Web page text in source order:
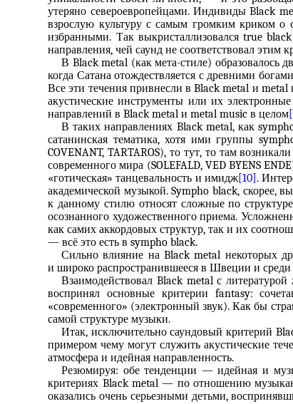
утеряно североевропейцами. Индивиды Black
взрослую культуру с самым громким криком
избранными. Так выкристаллизовался true
направления, чей саунд не соответствовал этим
В Black metal (как мета-стиле) образовалось
когда Сатана отождествляется с древними
Все эти течения привнесли в Black metal и
акустические инструменты или их
направлений в Black metal и metal music в целом
В таких направлениях Black metal, как
сатанинская тематика, хотя ими группы
COVENANT, TARTAROS), то тут, то там
современного мира (SOLEFALD, VED BYENS
«готическая» танцевальность и имидж[10] .
академической музыкой. Sympho black, скорее,
к данному стилю относят сложные по
осознанного художественного приема.
как самих аккордовых структур, так и их
— всё это есть в sympho black.
Сильно влияние на Black metal некоторых
и широко распространившееся в Швеции и
Взаимодействовал Black metal с
воспринял основные критерии fantasy:
«современного» (электронный звук). Как бы
самой структуре музыки.
Итак, исключительно саундовый критерий
примером чему могут служить акустические
атмосфера и идейная направленность.
Резюмируя: обе тенденции — идейная и
критериях Black metal — по отношению
оказались очень серьезными детьми,